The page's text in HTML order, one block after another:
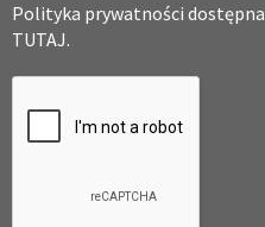
Polityka prywatności dostępna
TUTAJ.